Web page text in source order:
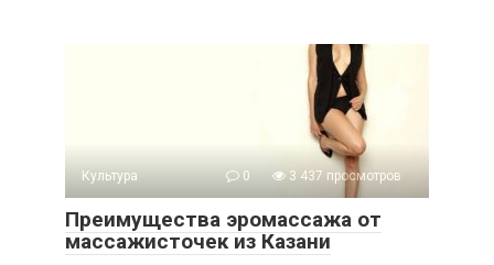
Культура 0 3 437 просмотров
Преимущества эромассажа от
массажисточек из Казани